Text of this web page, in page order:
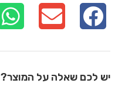
יש לכם שאלה על המוצר?